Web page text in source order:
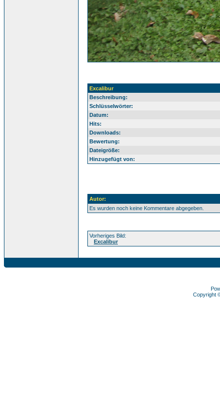
Excalibur
Beschreibung:
Schlüsselwörter:
Datum:
Hits:
Downloads:
Bewertung:
Dateigröße:
Hinzugefügt von:
Autor:
Es wurden noch keine Kommentare abgegeben.
Vorheriges Bild:
Excalibur
Copyright